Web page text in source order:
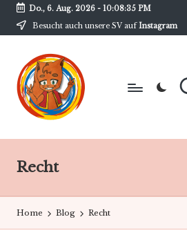
Skip
content
Do., 6. Aug. 2026- 10:08:35 PM
Besucht auch unsere SV aufInstagram
B
w
-
am
BwG
Recht
Home Blog Recht